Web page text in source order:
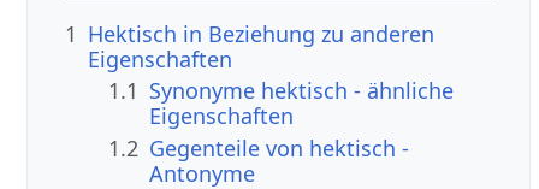
1 Hektisch in Beziehung zu anderen
Eigenschaften
1.1 Synonyme hektisch - ähnliche
Eigenschaften
1.2 Gegenteile von hektisch -
Antonyme